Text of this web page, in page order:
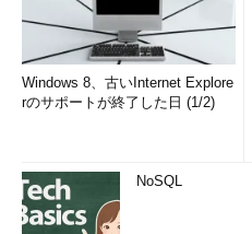
Windows 8、古いInternet Explore
rのサポートが終了した日 (1/2)
NoSQL